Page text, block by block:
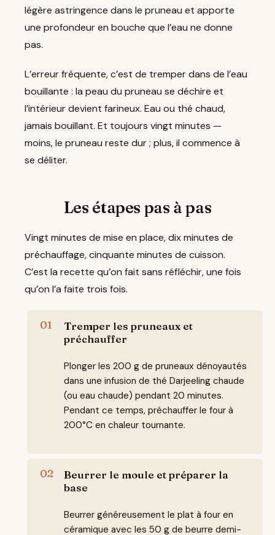
légère astringence dans le pruneau et apporte
une profondeur en bouche que l’eau ne donne
pas.
L’erreur fréquente, c’est de tremper dans de l’eau
bouillante : la peau du pruneau se déchire et
l’intérieur devient farineux. Eau ou thé chaud,
jamais bouillant. Et toujours vingt minutes —
moins, le pruneau reste dur ; plus, il commence à
se déliter.
Les étapes pas à pas
Vingt minutes de mise en place, dix minutes de
préchauffage, cinquante minutes de cuisson.
C’est la recette qu’on fait sans réfléchir, une fois
qu’on l’a faite trois fois.
Tremper les pruneaux et
préchauffer
Plonger les 200 g de pruneaux dénoyautés
dans une infusion de thé Darjeeling chaude
(ou eau chaude) pendant 20 minutes.
Pendant ce temps, préchauffer le four à
200°C en chaleur tournante.
Beurrer le moule et préparer la
base
Beurrer généreusement le plat à four en
céramique avec les 50 g de beurre demi-